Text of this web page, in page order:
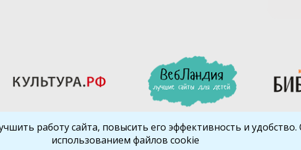
работу сайта, повысить его эффективность и удобство.
использованием файлов cookie